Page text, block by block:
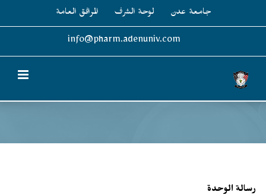
جامعة عدن لوحة الشرف المرافق العامة
info@pharm.adenuniv.com
رسالة الوحدة